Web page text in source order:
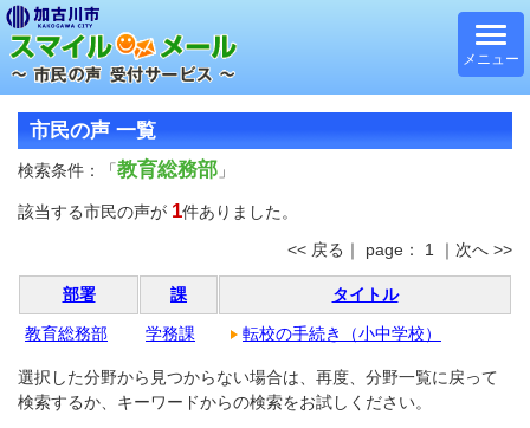
メニュー
市民の声 一覧
検索条件：「教育総務部 」
該当する市民の声が 1件ありました。
<< 戻る｜ page： 1 ｜次へ >>
部署 課 タイトル
教育総務部 学務課 転校の手続き（小中学校）
選択した分野から見つからない場合は、再度、分野一覧に戻って
検索するか、キーワードからの検索をお試しください。